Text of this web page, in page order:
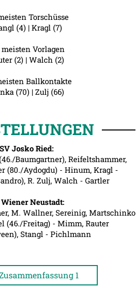
Torschüsse
(4) | Kragl (7)
Vorlagen
(2) | Walch (2)
Ballkontakte
(70) | Zulj (66)
SV Josko Ried:
Baumgartner), Reifeltshammer,
(80./Aydogdu) - Hinum, Kragl -
R. Zulj, Walch - Gartler
Wiener Neustadt:
M. Wallner, Sereinig, Martschinko
(46./Freitag) - Mimm, Rauter
Stangl - Pichlmann
1